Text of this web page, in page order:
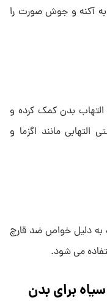
آکنه و جوش صورت را
بدن کمک کرده و
التهابی مانند اگزما و
به دلیل خواص ضد قارچ
می شود.
برای بدن